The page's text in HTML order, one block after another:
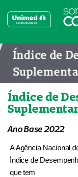
Índice de
Índice de
Ano Base 2022
A Agência Nacional
Índice de
que tem